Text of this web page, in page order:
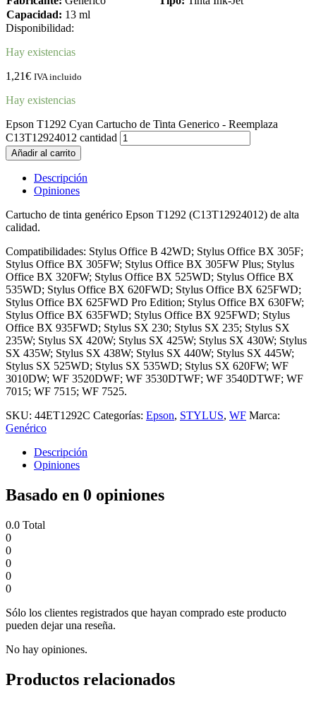
Capacidad: 13 ml
Disponibilidad:
Hay existencias
1,21€ IVA incluido
Hay existencias
Epson T1292 Cyan Cartucho de Tinta Generico - Reemplaza
C13T12924012 cantidad
Añadir al carrito
Descripción
Opiniones
Cartucho de tinta genérico Epson T1292 (C13T12924012) de alta
calidad.
Compatibilidades: Stylus Office B 42WD; Stylus Office BX 305F;
Stylus Office BX 305FW; Stylus Office BX 305FW Plus; Stylus
Office BX 320FW; Stylus Office BX 525WD; Stylus Office BX
535WD; Stylus Office BX 620FWD; Stylus Office BX 625FWD;
Stylus Office BX 625FWD Pro Edition; Stylus Office BX 630FW;
Stylus Office BX 635FWD; Stylus Office BX 925FWD; Stylus
Office BX 935FWD; Stylus SX 230; Stylus SX 235; Stylus SX
235W; Stylus SX 420W; Stylus SX 425W; Stylus SX 430W; Stylus
SX 435W; Stylus SX 438W; Stylus SX 440W; Stylus SX 445W;
Stylus SX 525WD; Stylus SX 535WD; Stylus SX 620FW; WF
3010DW; WF 3520DWF; WF 3530DTWF; WF 3540DTWF; WF
7015; WF 7515; WF 7525.
SKU: 44ET1292C Categorías: Epson, STYLUS, WF Marca:
Genérico
Descripción
Opiniones
Basado en 0 opiniones
0.0 Total
0
0
0
0
0
Sólo los clientes registrados que hayan comprado este producto
pueden dejar una reseña.
No hay opiniones.
Productos relacionados